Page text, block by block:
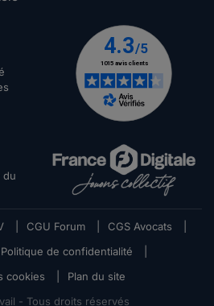
du
CGU Forum CGS Avocats
Politique de confidentialité
cookies
Plan du site
- Tous droits réservés